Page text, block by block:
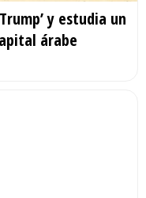
y estudia un
árabe